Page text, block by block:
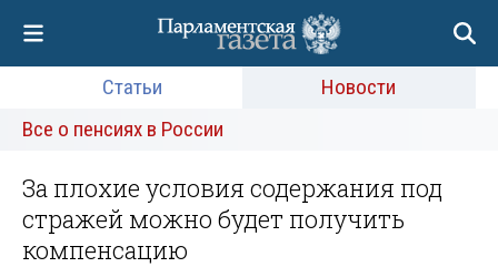
Статьи
Новости
Все о пенсиях в России
За плохие условия содержания под
стражей можно будет получить
компенсацию